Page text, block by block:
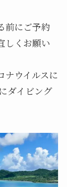
前にご予約
しくお願い
ナウイルスに
ダイビング